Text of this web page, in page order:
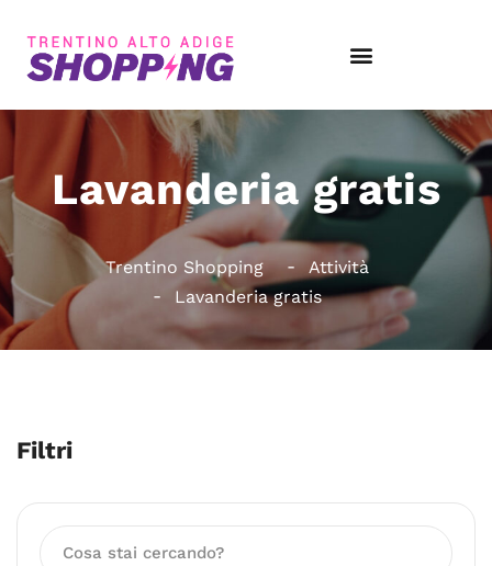
Lavanderia gratis
Trentino Shopping
Attività
Lavanderia gratis
Filtri